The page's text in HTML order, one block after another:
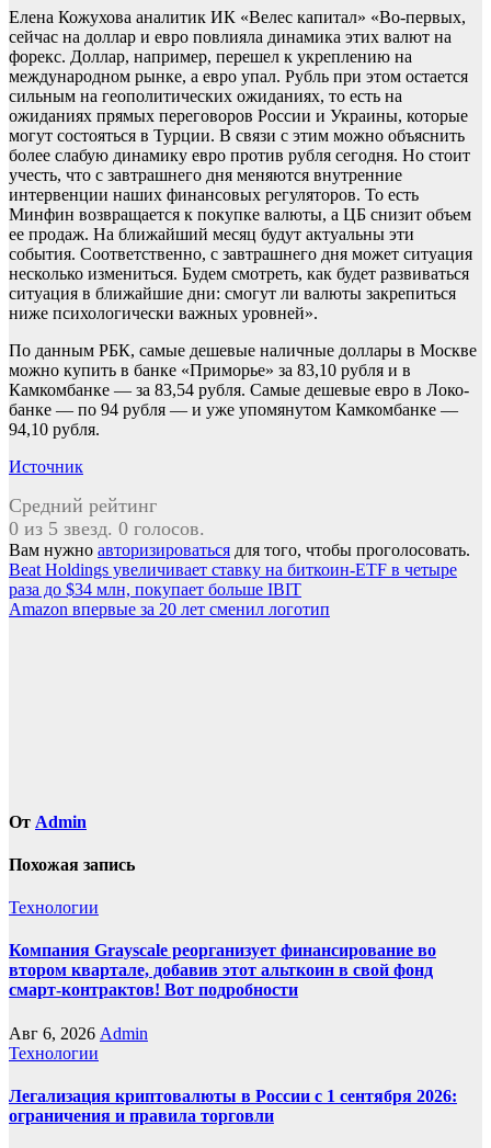
Елена Кожухова аналитик ИК «Велес капитал» «Во-первых,
сейчас на доллар и евро повлияла динамика этих валют на
форекс. Доллар, например, перешел к укреплению на
международном рынке, а евро упал. Рубль при этом остается
сильным на геополитических ожиданиях, то есть на
ожиданиях прямых переговоров России и Украины, которые
могут состояться в Турции. В связи с этим можно объяснить
более слабую динамику евро против рубля сегодня. Но стоит
учесть, что с завтрашнего дня меняются внутренние
интервенции наших финансовых регуляторов. То есть
Минфин возвращается к покупке валюты, а ЦБ снизит объем
ее продаж. На ближайший месяц будут актуальны эти
события. Соответственно, с завтрашнего дня может ситуация
несколько измениться. Будем смотреть, как будет развиваться
ситуация в ближайшие дни: смогут ли валюты закрепиться
ниже психологически важных уровней».
По данным РБК, самые дешевые наличные доллары в Москве
можно купить в банке «Приморье» за 83,10 рубля и в
Камкомбанке — за 83,54 рубля. Самые дешевые евро в Локо-
банке — по 94 рубля — и уже упомянутом Камкомбанке —
94,10 рубля.
Источник
Средний рейтинг
0 из 5 звезд. 0 голосов.
Вам нужно авторизироваться для того, чтобы проголосовать.
Навигация
по
Beat Holdings увеличивает ставку на биткоин-ETF в четыре
раза до $34 млн, покупает больше IBIT
Amazon впервые за 20 лет сменил логотип
От Admin
Похожая запись
Технологии
Компания Grayscale реорганизует финансирование во
втором квартале, добавив этот альткоин в свой фонд
смарт-контрактов! Вот подробности
Авг 6, 2026 Admin
Технологии
Легализация криптовалюты в России с 1 сентября 2026:
ограничения и правила торговли